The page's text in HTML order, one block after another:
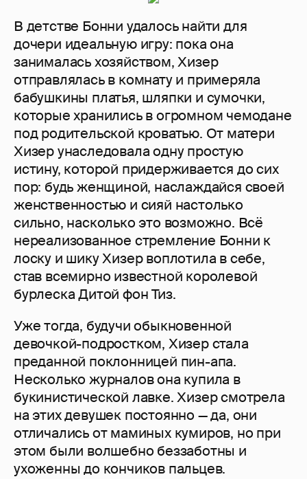
В детстве Бонни удалось найти для
дочери идеальную игру: пока она
занималась хозяйством, Хизер
отправлялась в комнату и примеряла
бабушкины платья, шляпки и сумочки,
которые хранились в огромном чемодане
под родительской кроватью. От матери
Хизер унаследовала одну простую
истину, которой придерживается до сих
пор: будь женщиной, наслаждайся своей
женственностью и сияй настолько
сильно, насколько это возможно. Всё
нереализованное стремление Бонни к
лоску и шику Хизер воплотила в себе,
став всемирно известной королевой
бурлеска Дитой фон Тиз.
Уже тогда, будучи обыкновенной
девочкой-подростком, Хизер стала
преданной поклонницей пин-апа.
Несколько журналов она купила в
букинистической лавке. Хизер смотрела
на этих девушек постоянно — да, они
отличались от маминых кумиров, но при
этом были волшебно беззаботны и
ухоженны до кончиков пальцев.